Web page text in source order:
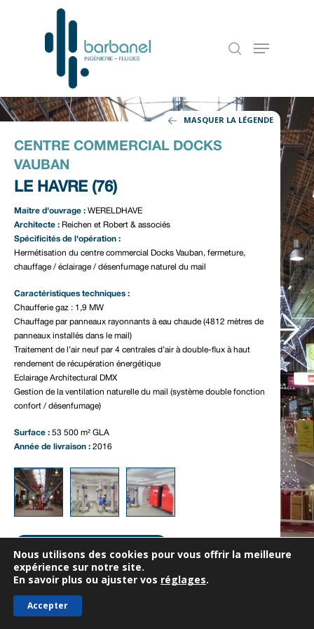
MASQUER LA LÉGENDE
CENTRE COMMERCIAL DOCKS
VAUBAN
LE HAVRE (76)
Maitre d'ouvrage : WERELDHAVE
Architecte : Reichen et Robert & associés
Spécificités de l'opération :
Hermétisation du centre commercial Docks Vauban, fermeture,
chauffage / éclairage / désenfumage naturel du mail
Caractéristiques techniques :
Chaufferie gaz : 1,9 MW
Chauffage par panneaux rayonnants à eau chaude (4812 mètres de
panneaux installés dans le mail)
Traitement de l’air neuf par 4 centrales d’air à double-flux à haut
rendement de récupération énergétique
Eclairage Architectural DMX
Gestion de la ventilation naturelle du mail (système double fonction
confort / désenfumage)
Surface : 53 500 m² GLA
Année de livraison : 2016
Notre entreprise
Nos références
Notre actualité
Nous contacter
Nous utilisons des cookies pour vous offrir la meilleure
expérience sur notre site.
En savoir plus ou ajuster vos réglages.
Accepter